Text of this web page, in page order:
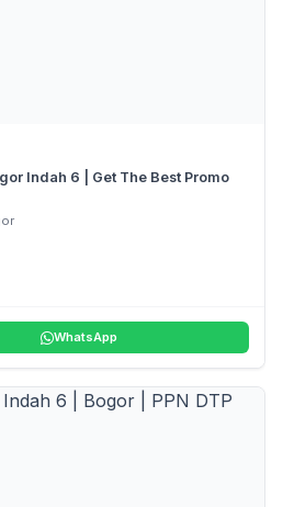
Indah 6 | Get The Best Promo
WhatsApp